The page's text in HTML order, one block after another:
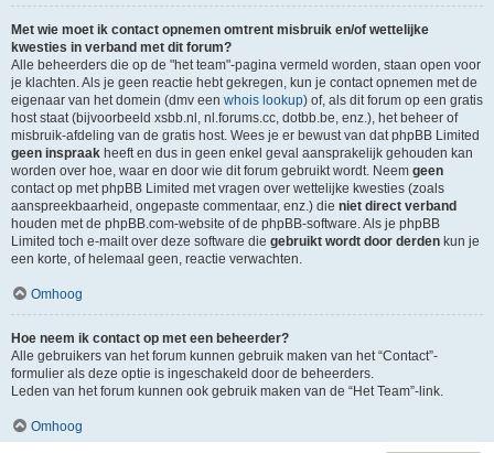
Met wie moet ik contact opnemen omtrent misbruik en/of wettelijke
kwesties in verband met dit forum?
Alle beheerders die op de "het team"-pagina vermeld worden, staan open voor
je klachten. Als je geen reactie hebt gekregen, kun je contact opnemen met de
eigenaar van het domein (dmv een whois lookup) of, als dit forum op een gratis
host staat (bijvoorbeeld xsbb.nl, nl.forums.cc, dotbb.be, enz.), het beheer of
misbruik-afdeling van de gratis host. Wees je er bewust van dat phpBB Limited
geen inspraak heeft en dus in geen enkel geval aansprakelijk gehouden kan
worden over hoe, waar en door wie dit forum gebruikt wordt. Neem geen
contact op met phpBB Limited met vragen over wettelijke kwesties (zoals
aanspreekbaarheid, ongepaste commentaar, enz.) die niet direct verband
houden met de phpBB.com-website of de phpBB-software. Als je phpBB
Limited toch e-mailt over deze software die gebruikt wordt door derden kun je
een korte, of helemaal geen, reactie verwachten.
Omhoog
Hoe neem ik contact op met een beheerder?
Alle gebruikers van het forum kunnen gebruik maken van het “Contact”-
formulier als deze optie is ingeschakeld door de beheerders.
Leden van het forum kunnen ook gebruik maken van de “Het Team”-link.
Omhoog